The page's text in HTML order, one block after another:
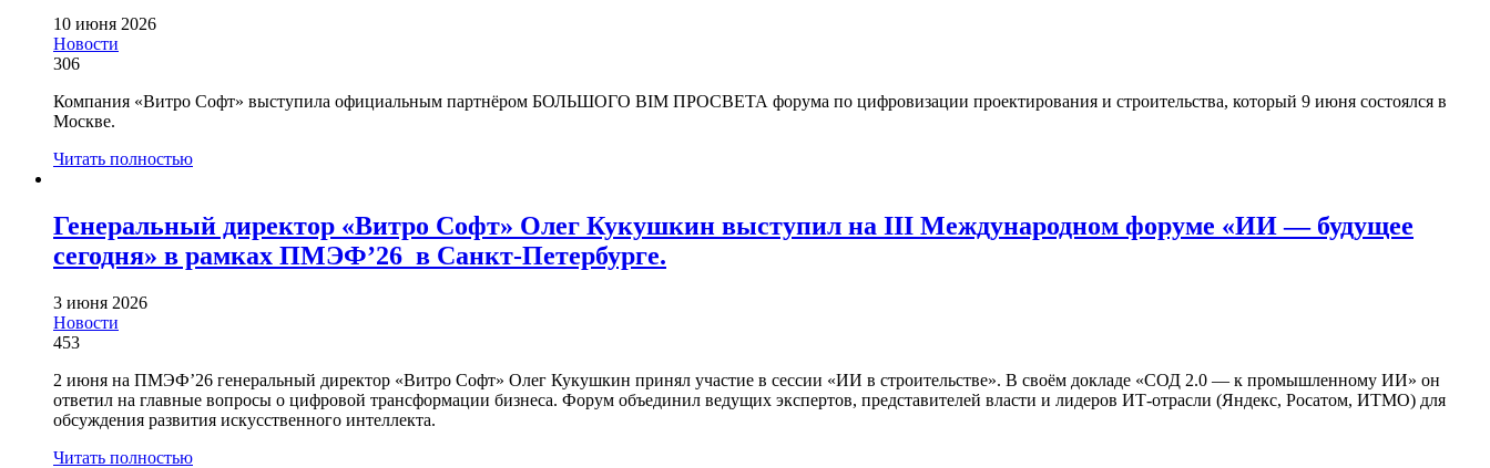
10 июня 2026
Новости
306
Компания «Витро Софт» выступила официальным партнёром БОЛЬШОГО BIM ПРОСВЕТА форума по цифровизации проектирования и строительства, который 9 июня состоялся в
Москве.
Читать полностью
Генеральный директор «Витро Софт» Олег Кукушкин выступил на III Международном форуме «ИИ — будущее
сегодня» в рамках ПМЭФ’26 в Санкт-Петербурге.
3 июня 2026
Новости
453
2 июня на ПМЭФ’26 генеральный директор «Витро Софт» Олег Кукушкин принял участие в сессии «ИИ в строительстве». В своём докладе «СОД 2.0 — к промышленному ИИ» он
ответил на главные вопросы о цифровой трансформации бизнеса. Форум объединил ведущих экспертов, представителей власти и лидеров ИТ-отрасли (Яндекс, Росатом, ИТМО) для
обсуждения развития искусственного интеллекта.
Читать полностью